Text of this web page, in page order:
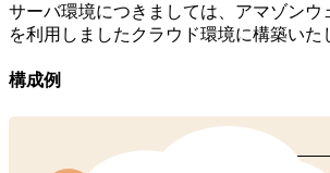
サーバ環境につきましては、アマゾンウ
を利用しましたクラウド環境に構築いた
構成例